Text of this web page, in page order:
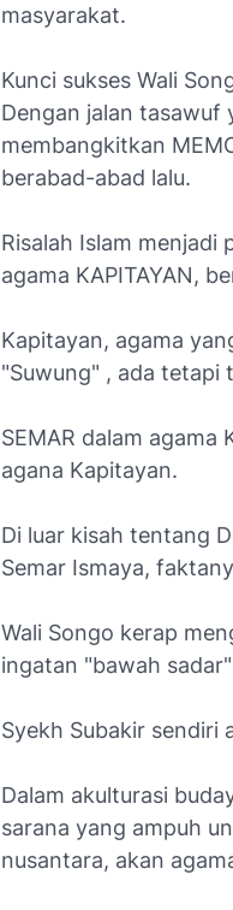
masyarakat.
Kunci sukses Wali
Dengan jalan tasawuf
membangkitkan
berabad-abad lalu.
Risalah Islam menjadi
agama KAPITAYAN,
Kapitayan, agama
"Suwung" , ada tetapi
SEMAR dalam
agana Kapitayan.
Di luar kisah tentang
Semar Ismaya,
Wali Songo kerap
ingatan "bawah
Syekh Subakir sendiri
Dalam akulturasi
sarana yang ampuh
nusantara, akan